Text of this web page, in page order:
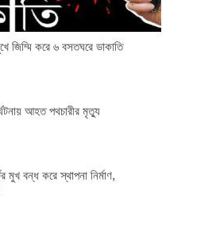
জিম্মি করে ৬ বসতঘরে ডাকাতি
আহত পথচারীর মৃত্যু
মুখ বন্ধ করে স্থাপনা নির্মাণ,